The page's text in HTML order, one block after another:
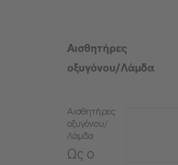
Αισθητήρες
οξυγόνου/Λάμδα
Αισθητήρες
οξυγόνου/
Λάμδα
Ως ο